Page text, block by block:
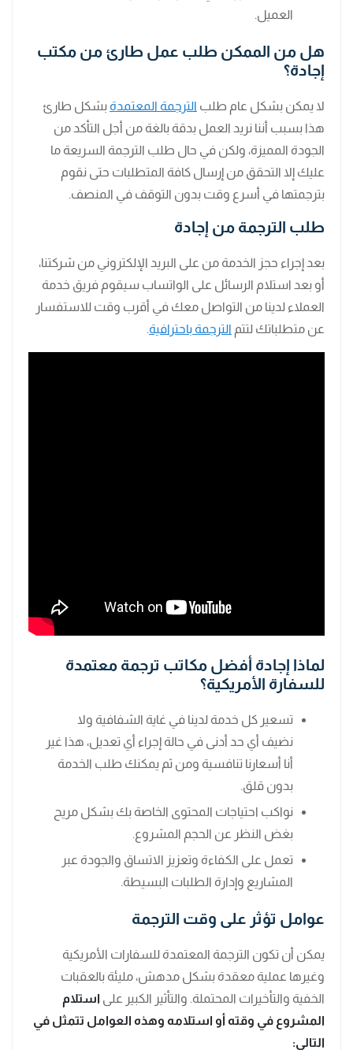
العميل.
هل من الممكن طلب عمل طارئ من مكتب
إجادة؟
لا يمكن بشكل عام طلب الترجمة المعتمدة بشكل طارئ
هذا بسبب أننا نريد العمل بدقة بالغة من أجل التأكد من
الجودة المميزة، ولكن في حال طلب الترجمة السريعة ما
عليك إلا التحقق من إرسال كافة المتطلبات حتى نقوم
بترجمتها في أسرع وقت بدون التوقف في المنصف.
طلب الترجمة من إجادة
بعد إجراء حجز الخدمة من على البريد الإلكتروني من شركتنا،
أو بعد استلام الرسائل على الواتساب سيقوم فريق خدمة
العملاء لدينا من التواصل معك في أقرب وقت للاستفسار
عن متطلباتك لتتم الترجمة باحترافية.
لماذا إجادة أفضل مكاتب ترجمة معتمدة
للسفارة الأمريكية؟
تسعير كل خدمة لدينا في غاية الشفافية ولا
نضيف أي حد أدنى في حالة إجراء أي تعديل، هذا غير
أنا أسعارنا تنافسية ومن ثم يمكنك طلب الخدمة
بدون قلق.
نواكب احتياجات المحتوى الخاصة بك بشكل مريح
بغض النظر عن الحجم المشروع.
تعمل على الكفاءة وتعزيز الاتساق والجودة عبر
المشاريع وإدارة الطلبات البسيطة.
عوامل تؤثر على وقت الترجمة
يمكن أن تكون الترجمة المعتمدة للسفارات الأمريكية
وغيرها عملية معقدة بشكل مدهش، مليئة بالعقبات
الخفية والتأخيرات المحتملة. والتأثير الكبير على استلام
المشروع في وقته أو استلامه وهذه العوامل تتمثل في
التالي: